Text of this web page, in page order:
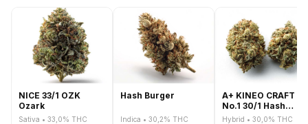
NICE 33/1 OZK
Ozark
Sativa • 33,0% THC
Hash Burger
Indica • 30,2% THC
A+ KINEO CRAFT
No.1 30/1 Hash
Burger
Hybrid • 30,0% THC